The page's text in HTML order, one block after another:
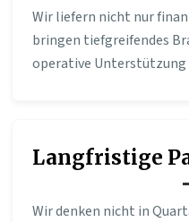
Wir liefern nicht nur
bringen tiefgreifendes
operative Unterstützung
Langfristige
Wir denken nicht in